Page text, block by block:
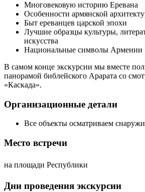
Многовековую историю Еревана
Особенности армянской
Быт ереванцев царской эпохи
Лучшие образцы культуры,
искусства
Национальные символы Армении
В самом конце экскурсии мы вместе
панорамой библейского Арарата со
«Каскада».
Организационные детали
Все объекты осматриваем снаружи
Место встречи
на площади Республики
Дни проведения экскурсии